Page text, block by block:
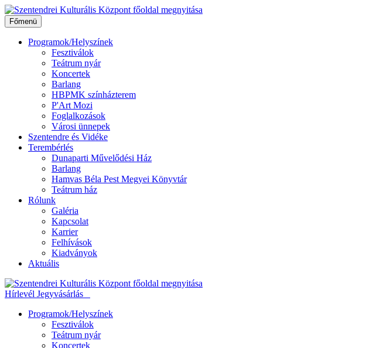
Ugrás
a
tartalomhoz
Főmenü
Programok/Helyszínek
Fesztiválok
Teátrum nyár
Koncertek
Barlang
HBPMK színházterem
P'Art Mozi
Foglalkozások
Városi ünnepek
Szentendre és Vidéke
Terembérlés
Dunaparti Művelődési Ház
Barlang
Hamvas Béla Pest Megyei Könyvtár
Teátrum ház
Rólunk
Galéria
Kapcsolat
Karrier
Felhívások
Kiadványok
Aktuális
Hírlevél Jegyvásárlás
Programok/Helyszínek
Fesztiválok
Teátrum nyár
Koncertek